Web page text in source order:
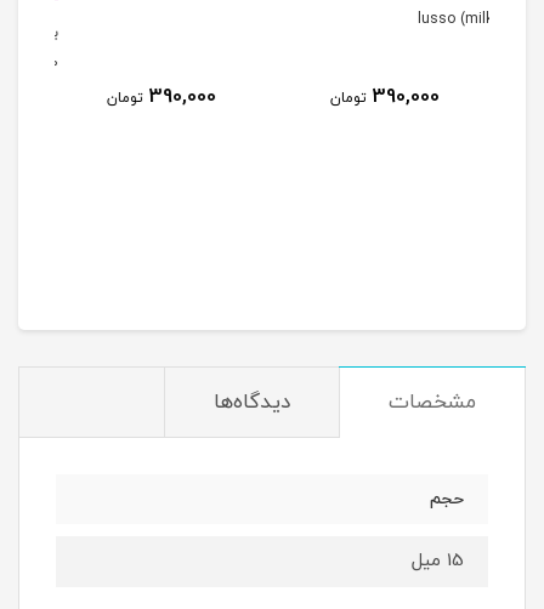
390,000
بیس کت سالن ( بیس ژل )
مشخصات دیدگاه‌ها
حجم
15 میل